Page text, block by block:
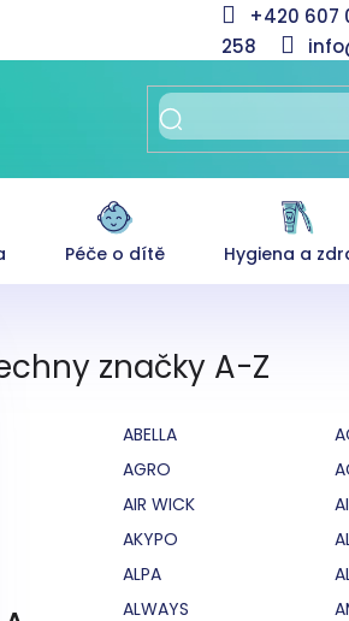
+420 607
258
Péče o dítě Hygiena a
značky A-Z
ABELLA
AGRO
AIR WICK
AKYPO
ALPA
ALWAYS